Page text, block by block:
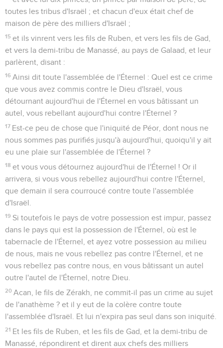
toutes les tribus d'Israël ; et chacun d'eux était chef de
maison de père des milliers d'Israël ;
15 et ils vinrent vers les fils de Ruben, et vers les fils de Gad,
et vers la demi-tribu de Manassé, au pays de Galaad, et leur
parlèrent, disant :
16 Ainsi dit toute l'assemblée de l'Éternel : Quel est ce crime
que vous avez commis contre le Dieu d'Israël, vous
détournant aujourd'hui de l'Éternel en vous bâtissant un
autel, vous rebellant aujourd'hui contre l'Éternel ?
17 Est-ce peu de chose que l'iniquité de Péor, dont nous ne
nous sommes pas purifiés jusqu'à aujourd'hui, quoiqu'il y ait
eu une plaie sur l'assemblée de l'Éternel ?
18 et vous vous détournez aujourd'hui de l'Éternel ! Or il
arrivera, si vous vous rebellez aujourd'hui contre l'Éternel,
que demain il sera courroucé contre toute l'assemblée
d'Israël.
19 Si toutefois le pays de votre possession est impur, passez
dans le pays qui est la possession de l'Éternel, où est le
tabernacle de l'Éternel, et ayez votre possession au milieu
de nous, mais ne vous rebellez pas contre l'Éternel, et ne
vous rebellez pas contre nous, en vous bâtissant un autel
outre l'autel de l'Éternel, notre Dieu.
20 Acan, le fils de Zérakh, ne commit-il pas un crime au sujet
de l'anathème ? et il y eut de la colère contre toute
l'assemblée d'Israël. Et lui n'expira pas seul dans son iniquité.
21 Et les fils de Ruben, et les fils de Gad, et la demi-tribu de
Manassé, répondirent et dirent aux chefs des milliers